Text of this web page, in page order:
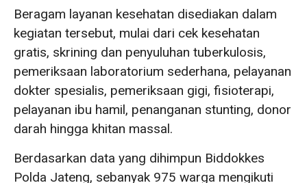
Beragam layanan kesehatan disediakan dalam
kegiatan tersebut, mulai dari cek kesehatan
gratis, skrining dan penyuluhan tuberkulosis,
pemeriksaan laboratorium sederhana, pelayanan
dokter spesialis, pemeriksaan gigi, fisioterapi,
pelayanan ibu hamil, penanganan stunting, donor
darah hingga khitan massal.
Berdasarkan data yang dihimpun Biddokkes
Polda Jateng, sebanyak 975 warga mengikuti